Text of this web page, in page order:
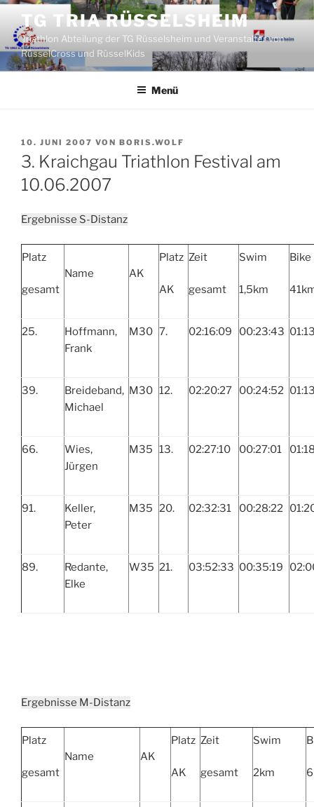
Zum
Inhalt
springen
TG TRIA RÜSSELSHEIM
Triathlon Abteilung der TG Rüsselsheim und Veranstalter von
RüsselCross und RüsselKids
Menü
VERÖFFENTLICHT
AM
10. JUNI 2007 VON BORIS.WOLF
3. Kraichgau Triathlon Festival am
10.06.2007
Ergebnisse S-Distanz
Platz
gesamt
Name AK
Platz
AK
Zeit
gesamt
Swim
1,5km
Bike
25.
Hoffmann,
Frank
M30 7. 02:16:09 00:23:43
39.
Breideband,
Michael
M30 12. 02:20:27 00:24:52
66.
Wies,
Jürgen
M35 13. 02:27:10 00:27:01
91.
Keller,
Peter
M35 20. 02:32:31 00:28:22
89.
Redante,
Elke
W35 21. 03:52:33 00:35:19
Ergebnisse M-Distanz
Platz
gesamt
Name AK
Platz
AK
Zeit
gesamt
Swim
2km